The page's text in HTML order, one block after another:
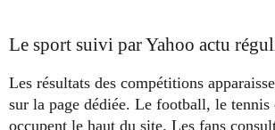
Le sport suivi par Yahoo actu
Les résultats des compétitions
sur la page dédiée. Le football, le
occupent le haut du site. Les fans